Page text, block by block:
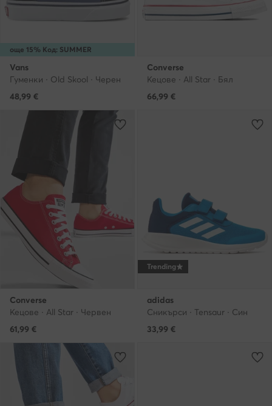
още 15% Код: SUMMER
Vans
Гуменки · Old Skool · Черен
48,99 €
Converse
Кецове · All Star · Бял
66,99 €
Converse
Кецове · All Star · Червен
61,99 €
Trending
adidas
Сникърси · Tensaur · Син
33,99 €